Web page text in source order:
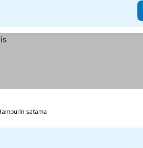
satama